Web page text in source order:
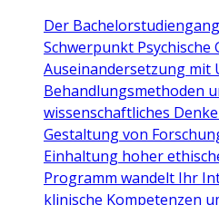
Der
Schwerpunkt
Auseinandersetzung mit
Behandlungsmethoden
wissenschaftliches
Gestaltung von
Einhaltung hoher
Programm wandelt Ihr
klinische Kompetenzen